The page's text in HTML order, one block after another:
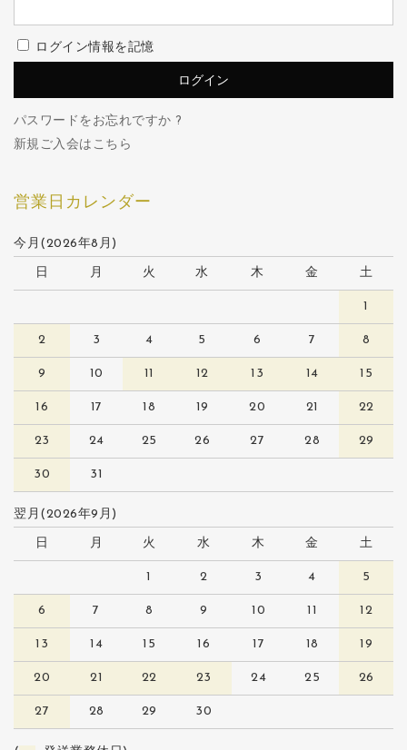
ログイン情報を記憶
パスワードをお忘れですか ?
新規ご入会はこちら
営業日カレンダー
今月(2026年8月)
日 月 火 水 木 金 土
1
2 3 4 5 6 7 8
9 10 11 12 13 14 15
16 17 18 19 20 21 22
23 24 25 26 27 28 29
30 31
翌月(2026年9月)
日 月 火 水 木 金 土
1 2 3 4 5
6 7 8 9 10 11 12
13 14 15 16 17 18 19
20 21 22 23 24 25 26
27 28 29 30